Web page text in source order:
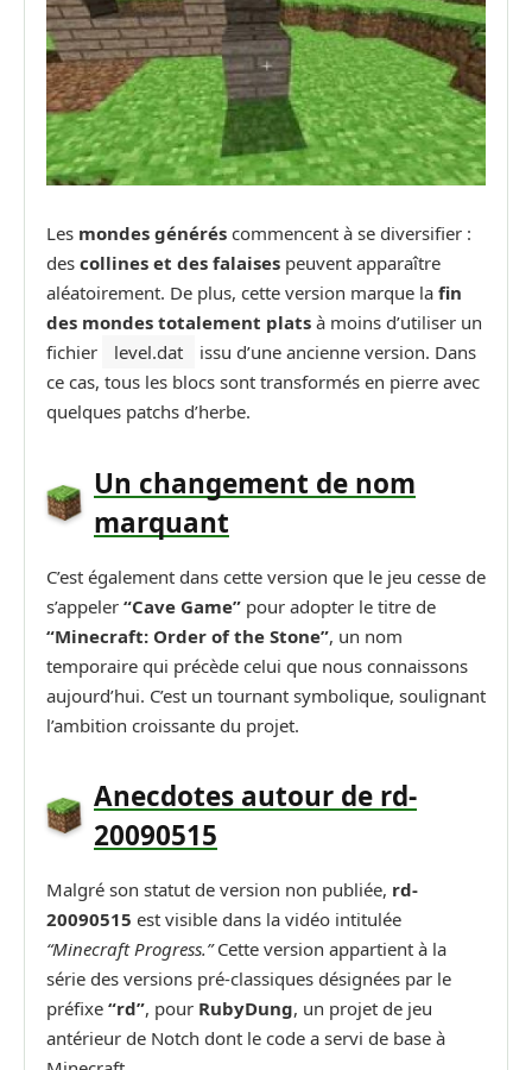
Les mondes générés commencent à se diversifier :
des collines et des falaises peuvent apparaître
aléatoirement. De plus, cette version marque la fin
des mondes totalement plats à moins d’utiliser un
fichier
level.dat
issu d’une ancienne version. Dans
ce cas, tous les blocs sont transformés en pierre avec
quelques patchs d’herbe.
Un changement de nom
marquant
C’est également dans cette version que le jeu cesse de
s’appeler “Cave Game” pour adopter le titre de
“Minecraft: Order of the Stone”, un nom
temporaire qui précède celui que nous connaissons
aujourd’hui. C’est un tournant symbolique, soulignant
l’ambition croissante du projet.
Anecdotes autour de rd-
20090515
Malgré son statut de version non publiée, rd-
20090515 est visible dans la vidéo intitulée
“Minecraft Progress.”Cette version appartient à la
série des versions pré-classiques désignées par le
préfixe “rd”, pour RubyDung, un projet de jeu
antérieur de Notch dont le code a servi de base à